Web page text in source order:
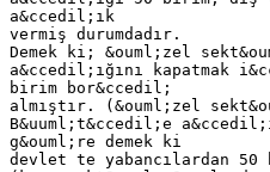
a&ccedil;ık
vermiş durumdadır.
Demek ki; &ouml;zel
a&ccedil;ığını kapatmak
birim bor&ccedil;
almıştır. (&ouml;zel
B&uuml;t&ccedil;e
g&ouml;re demek ki
devlet te yabancılardan